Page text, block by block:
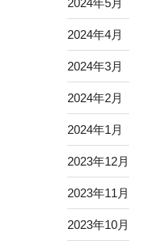
2024年4月
2024年3月
2024年2月
2024年1月
2023年12月
2023年11月
2023年10月